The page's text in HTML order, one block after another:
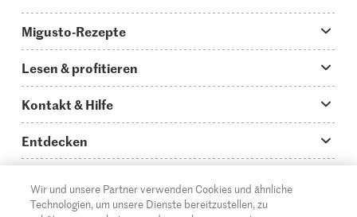
Migusto-Rezepte
Was koche ich heute?
Hauptgerichte
Schnelle & einfache Rezepte
Apéro & Fingerfood
Lesen & profitieren
Storys
How to-Videos
Glossar
Kontakt & Hilfe
Infos zum Kochen mit Migusto
Kontakt
Entdecken
Supermarkt
Migros Online
DE FR IT
Wir und unsere Partner verwenden Cookies und ähnliche
Technologien, um unsere Dienste bereitzustellen, zu